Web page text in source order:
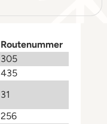
Routenummer
305
435
31
256